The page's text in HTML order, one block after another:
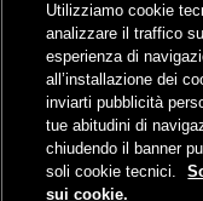
Servizi per aeroporti
Servizi di noleggio con
Servizio di navigazione sul
News e comunicati
Comunicati stampa
Busitalia – Sita Nord
,
trasporto locale in Italia
Utilizziamo cookie
analizzare il traffico
esperienza di
all’installazione dei
inviarti pubblicità
tue abitudini di
chiudendo il banner
soli cookie tecnici.
sui cookie.